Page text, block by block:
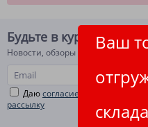
Ваш
Будьте в курсе!
Новости, обзоры и акции
Даюсогласие на рекламную
рассылку